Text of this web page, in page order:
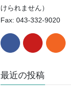
けられません）
Fax: 043-332-9020
最近の投稿